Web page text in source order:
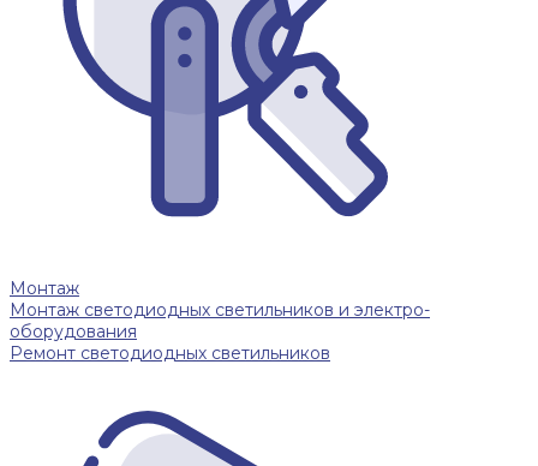
Монтаж
Монтаж светодиодных светильников и электро-
оборудования
Ремонт светодиодных светильников